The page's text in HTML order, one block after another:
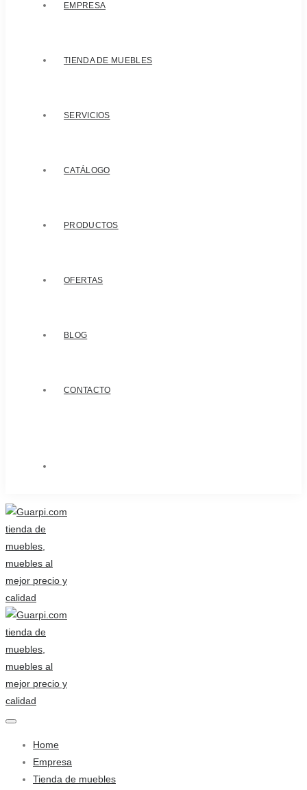
EMPRESA
TIENDA DE MUEBLES
SERVICIOS
CATÁLOGO
PRODUCTOS
OFERTAS
BLOG
CONTACTO
Home
Empresa
Tienda de muebles